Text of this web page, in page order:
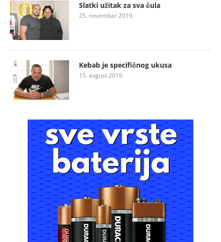
Slatki užitak za sva čula
25. novembar 2019.
Kebab je specifičnog ukusa
15. avgust 2019.